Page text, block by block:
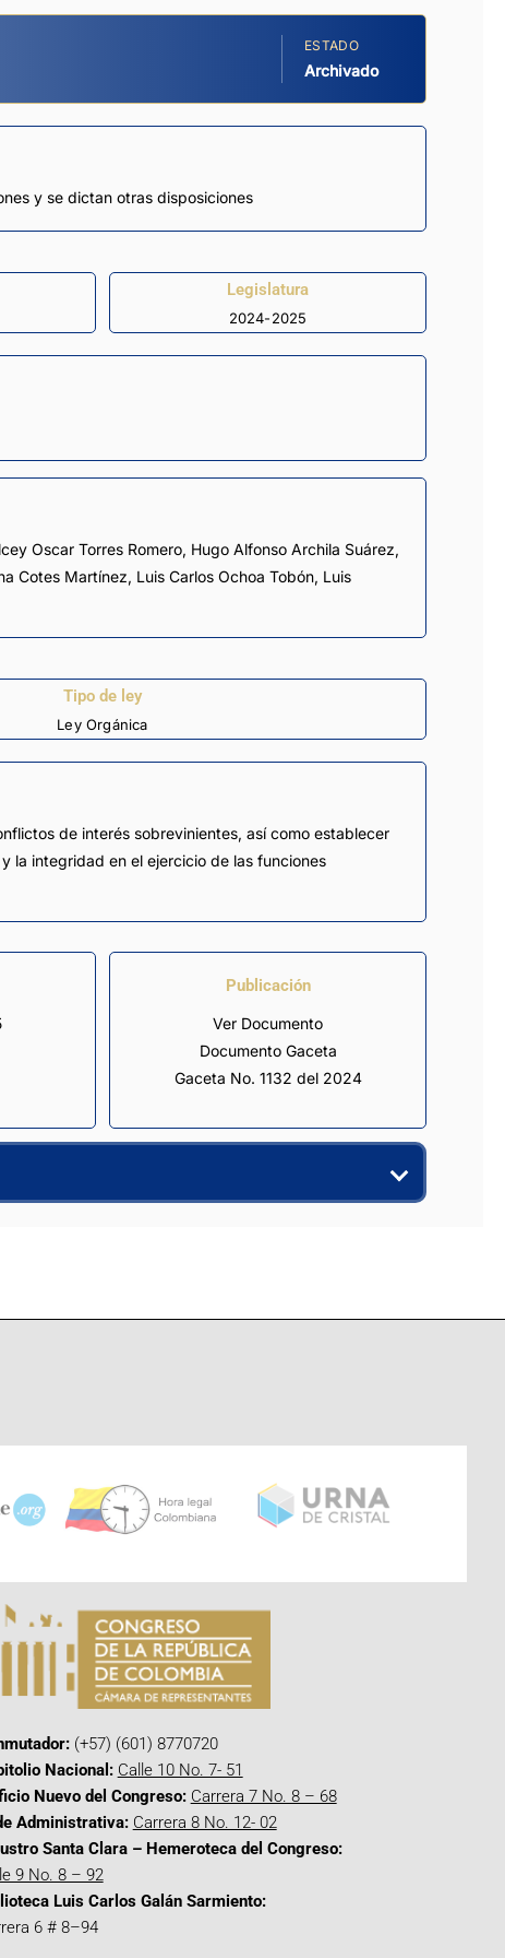
ESTADO
Archivado
y se dictan otras disposiciones
Legislatura
2024-2025
Oscar Torres Romero, Hugo Alfonso Archila Suárez,
Cotes Martínez, Luis Carlos Ochoa Tobón, Luis
Tipo de ley
Ley Orgánica
de interés sobrevinientes, así como establecer
la integridad en el ejercicio de las funciones
Publicación
Ver Documento
Documento Gaceta
Gaceta No. 1132 del 2024
(+57) (601) 8770720
Nacional: Calle 10 No. 7- 51
Nuevo del Congreso: Carrera 7 No. 8 – 68
Administrativa: Carrera 8 No. 12- 02
Santa Clara – Hemeroteca del Congreso:
9 No. 8 – 92
Luis Carlos Galán Sarmiento:
6 # 8–94